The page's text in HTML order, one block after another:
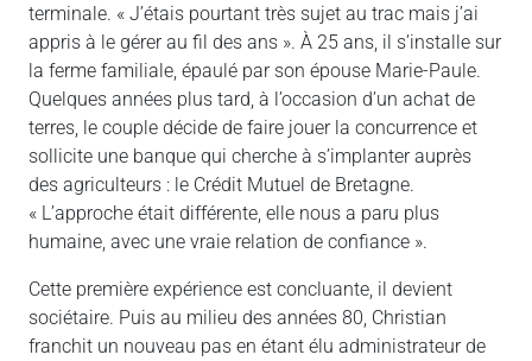
terminale. « J’étais pourtant très sujet au trac mais j’ai
appris à le gérer au fil des ans ». À 25 ans, il s’installe sur
la ferme familiale, épaulé par son épouse Marie-Paule.
Quelques années plus tard, à l’occasion d’un achat de
terres, le couple décide de faire jouer la concurrence et
sollicite une banque qui cherche à s’implanter auprès
des agriculteurs : le Crédit Mutuel de Bretagne.
« L’approche était différente, elle nous a paru plus
humaine, avec une vraie relation de confiance ».
Cette première expérience est concluante, il devient
sociétaire. Puis au milieu des années 80, Christian
franchit un nouveau pas en étant élu administrateur de